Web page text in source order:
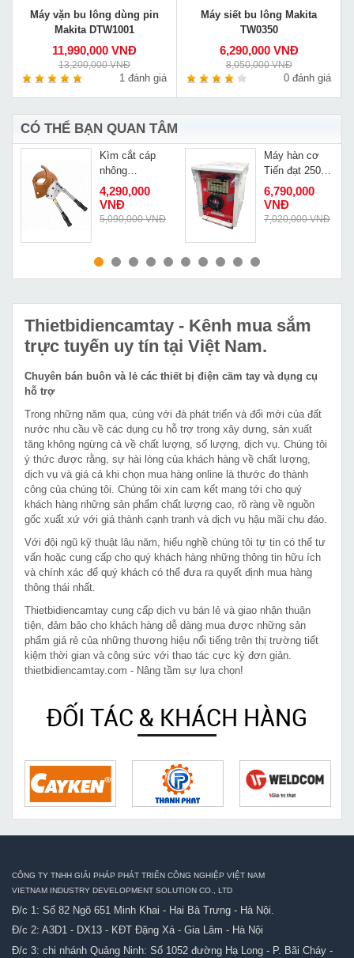
Máy vặn bu lông dùng pin
Makita DTW1001
11,990,000 VNĐ
13,200,000 VNĐ
1 đánh giá
Máy siết bu lông Makita
TW0350
6,290,000 VNĐ
8,050,000 VNĐ
0 đánh giá
CÓ THỂ BẠN QUAN TÂM
MUA NGAY
Kìm cắt cáp
nhông
Changyou
J100
4,290,000
VNĐ
5,090,000 VNĐ
MUA NGAY
Máy hàn cơ
Tiến đạt 250A-
220/380V
6,790,000
VNĐ
7,020,000 VNĐ
Thietbidiencamtay - Kênh mua sắm
trực tuyến uy tín tại Việt Nam.
Chuyên bán buôn và lẻ các thiết bị điện cầm tay và dụng cụ
hỗ trợ
Trong những năm qua, cùng với đà phát triển và đổi mới của đất
nước nhu cầu về các dụng cụ hỗ trợ trong xây dựng, sản xuất
tăng không ngừng cả về chất lượng, số lượng, dịch vụ. Chúng tôi
ý thức được rằng, sự hài lòng của khách hàng về chất lượng,
dịch vụ và giá cả khi chọn mua hàng online là thước đo thành
công của chúng tôi. Chúng tôi xin cam kết mang tới cho quý
khách hàng những sản phẩm chất lượng cao, rõ ràng về nguồn
gốc xuất xứ với giá thành cạnh tranh và dịch vụ hậu mãi chu đáo.
Với đội ngũ kỹ thuật lâu năm, hiểu nghề chúng tôi tự tin có thể tư
vấn hoặc cung cấp cho quý khách hàng những thông tin hữu ích
và chính xác để quý khách có thể đưa ra quyết định mua hàng
thông thái nhất.
Thietbidiencamtay cung cấp dịch vụ bán lẻ và giao nhận thuận
tiện, đảm bảo cho khách hàng dễ dàng mua được những sản
phẩm giá rẻ của những thương hiệu nổi tiếng trên thị trường tiết
kiệm thời gian và công sức với thao tác cực kỳ đơn giản.
thietbidiencamtay.com - Nâng tầm sự lựa chọn!
ĐỐI TÁC & KHÁCH HÀNG
CÔNG TY TNHH GIẢI PHÁP PHÁT TRIỂN CÔNG NGHIỆP VIỆT NAM
VIETNAM INDUSTRY DEVELOPMENT SOLUTION CO., LTD
Đ/c 1: Số 82 Ngõ 651 Minh Khai - Hai Bà Trưng - Hà Nội.
Đ/c 2: A3D1 - DX13 - KĐT Đặng Xá - Gia Lâm - Hà Nội
Đ/c 3: chi nhánh Quảng Ninh: Số 1052 đường Hạ Long - P. Bãi Cháy -